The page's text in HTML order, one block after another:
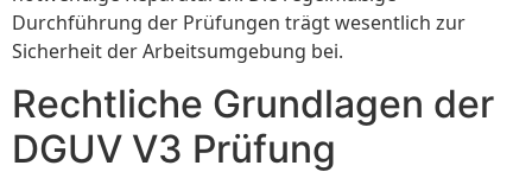
Durchführung der Prüfungen trägt wesentlich zur
Sicherheit der Arbeitsumgebung bei.
Rechtliche Grundlagen der
DGUV V3 Prüfung